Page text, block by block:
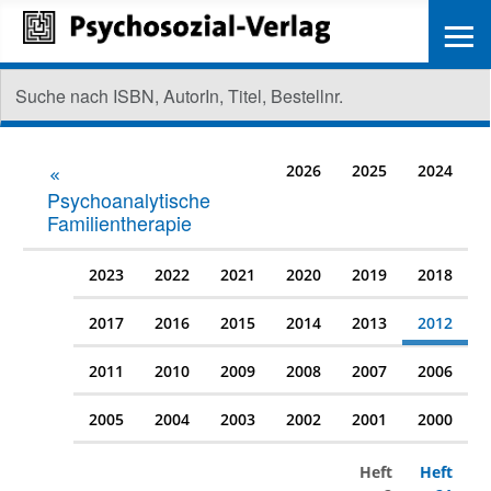
Psychoanalytische
Familientherapie
2026 2025 2024
2023 2022 2021 2020 2019 2018
2017 2016 2015 2014 2013 2012
2011 2010 2009 2008 2007 2006
2005 2004 2003 2002 2001 2000
Heft
Heft
≡